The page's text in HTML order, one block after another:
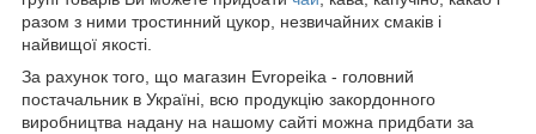
разом з ними тростинний цукор, незвичайних смаків і
найвищої якості.
За рахунок того, що магазин Evropeika - головний
постачальник в Україні, всю продукцію закордонного
виробництва надану на нашому сайті можна придбати за